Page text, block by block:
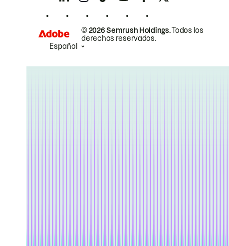
© 2026 Semrush Holdings.Todos los
derechos reservados.
Español